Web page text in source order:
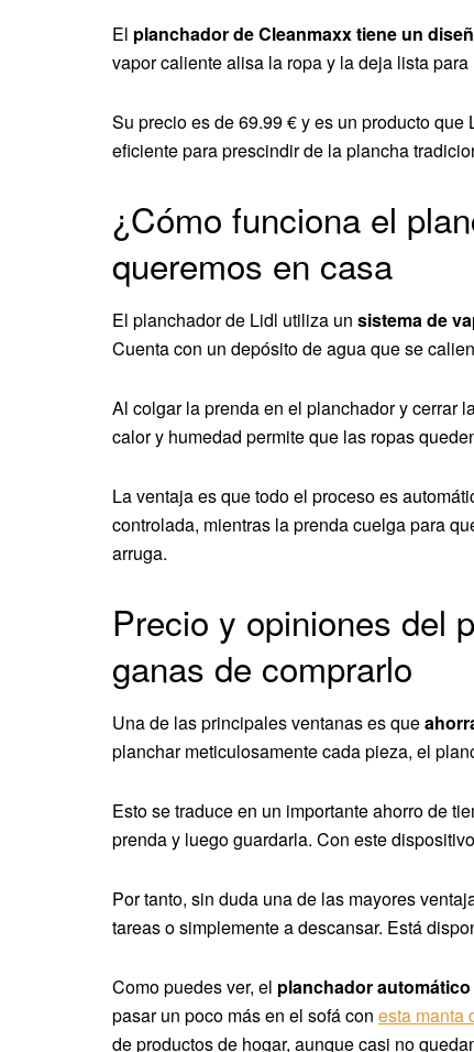
El planchador de Cleanmaxx tiene un
vapor caliente alisa la ropa y la deja lista para
Su precio es de 69.99 € y es un producto
eficiente para prescindir de la plancha
¿Cómo funciona el
queremos en casa
El planchador de Lidl utiliza un sistema de
Cuenta con un depósito de agua que se
Al colgar la prenda en el planchador y cerrar
calor y humedad permite que las ropas
La ventaja es que todo el proceso es
controlada, mientras la prenda cuelga para
arruga.
Precio y opiniones del
ganas de comprarlo
Una de las principales ventanas es que
planchar meticulosamente cada pieza, el
Esto se traduce en un importante ahorro de
prenda y luego guardarla. Con este
Por tanto, sin duda una de las mayores
tareas o simplemente a descansar. Está
Como puedes ver, el planchador
pasar un poco más en el sofá con esta manta
de productos de hogar, aunque casi no